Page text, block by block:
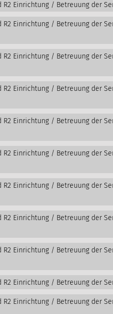
R2 Einrichtung / Betreuung der
R2 Einrichtung / Betreuung der
R2 Einrichtung / Betreuung der
R2 Einrichtung / Betreuung der
R2 Einrichtung / Betreuung der
R2 Einrichtung / Betreuung der
R2 Einrichtung / Betreuung der
R2 Einrichtung / Betreuung der
R2 Einrichtung / Betreuung der
R2 Einrichtung / Betreuung der
R2 Einrichtung / Betreuung der